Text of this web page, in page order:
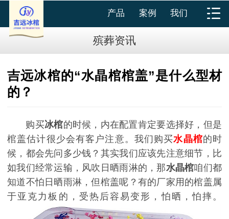
产品 案例 我们
殡葬资讯
吉远冰棺的“水晶棺棺盖”是什么型材
的？
购买冰棺的时候，内在配置肯定要选择好，但是
棺盖估计很少会有客户注意。我们购买水晶棺的时
候，都会先问多少钱？其实我们应该先注意细节，比
如我们经常运输，风吹日晒雨淋的，那水晶棺咱们都
知道不怕日晒雨淋，但棺盖呢？有的厂家用的棺盖属
于亚克力板的，受热后容易变形，怕晒，怕摔。